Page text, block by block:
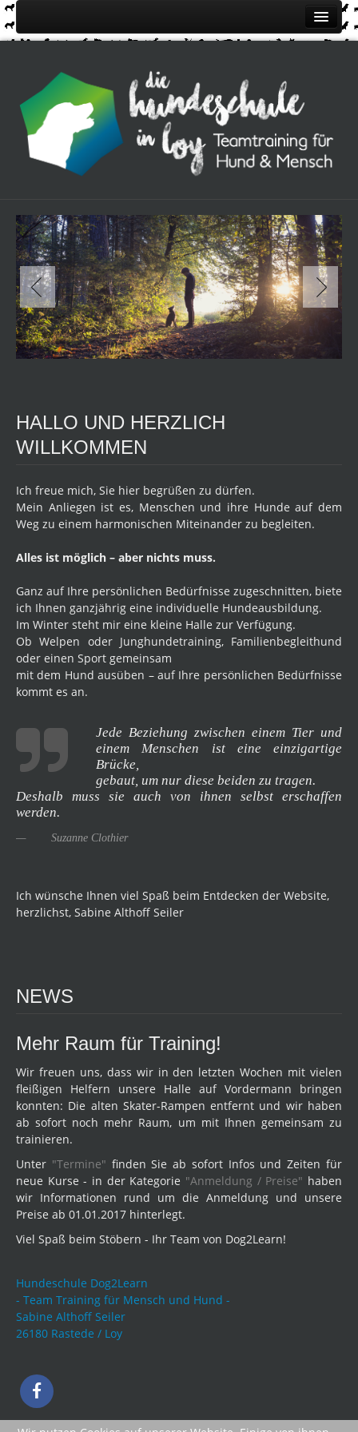
Home
Über uns
Kurse
Kontakt
Impressionen
HALLO UND HERZLICH
WILLKOMMEN
Ich freue mich, Sie hier begrüßen zu dürfen.
Mein Anliegen ist es, Menschen und ihre Hunde auf dem
Weg zu einem harmonischen Miteinander zu begleiten.
Alles ist möglich – aber nichts muss.
Ganz auf Ihre persönlichen Bedürfnisse zugeschnitten, biete
ich Ihnen ganzjährig eine individuelle Hundeausbildung.
Im Winter steht mir eine kleine Halle zur Verfügung.
Ob Welpen oder Junghundetraining, Familienbegleithund
oder einen Sport gemeinsam
mit dem Hund ausüben – auf Ihre persönlichen Bedürfnisse
kommt es an.
Jede Beziehung zwischen einem Tier und
einem Menschen ist eine einzigartige
Brücke,
gebaut, um nur diese beiden zu tragen.
Deshalb muss sie auch von ihnen selbst erschaffen
werden.
Suzanne Clothier
Ich wünsche Ihnen viel Spaß beim Entdecken der Website,
herzlichst, Sabine Althoff Seiler
NEWS
Mehr Raum für Training!
Wir freuen uns, dass wir in den letzten Wochen mit vielen
fleißigen Helfern unsere Halle auf Vordermann bringen
konnten: Die alten Skater-Rampen entfernt und wir haben
ab sofort noch mehr Raum, um mit Ihnen gemeinsam zu
trainieren.
Unter "Termine" finden Sie ab sofort Infos und Zeiten für
neue Kurse - in der Kategorie "Anmeldung / Preise" haben
wir Informationen rund um die Anmeldung und unsere
Preise ab 01.01.2017 hinterlegt.
Viel Spaß beim Stöbern - Ihr Team von Dog2Learn!
Hundeschule Dog2Learn
- Team Training für Mensch und Hund -
Sabine Althoff Seiler
26180 Rastede / Loy
Impressum